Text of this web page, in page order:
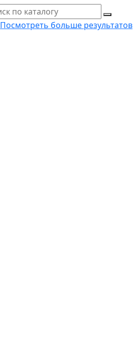
Посмотреть больше результатов